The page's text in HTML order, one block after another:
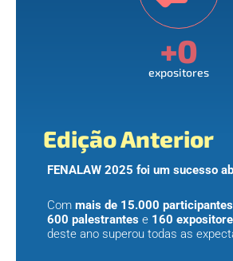
expositores
+0
Edição Anterior
FENALAW 2025 foi um sucesso
Com mais de 15.000 participantes
600 palestrantes e 160
deste ano superou todas as